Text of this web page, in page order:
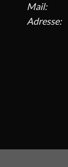
Mail:
Adresse: